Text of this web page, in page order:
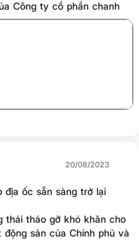
Công ty cổ phần chanh
đu đủ của người dân.
20/08/2023
địa ốc sẵn sàng trở lại
thái tháo gỡ khó khăn cho
sản của Chính phủ và